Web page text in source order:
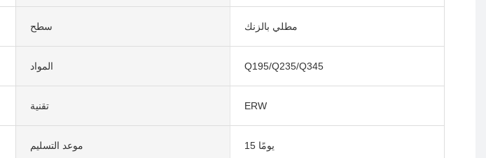
سطح مطلي بالزنك
المواد Q195/Q235/Q345
تقنية ERW
موعد التسليم 15 يومًا